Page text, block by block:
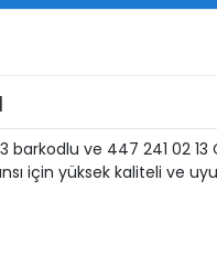
barkodlu ve 447 241 02 13
için yüksek kaliteli ve